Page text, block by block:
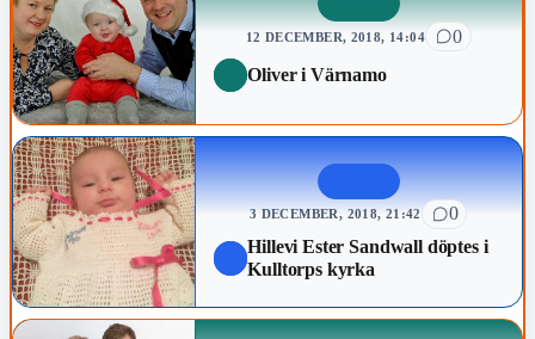
12 DECEMBER, 2018, 14:04
0
Oliver i Värnamo
3 DECEMBER, 2018, 21:42
0
Hillevi Ester Sandwall döptes i
Kulltorps kyrka